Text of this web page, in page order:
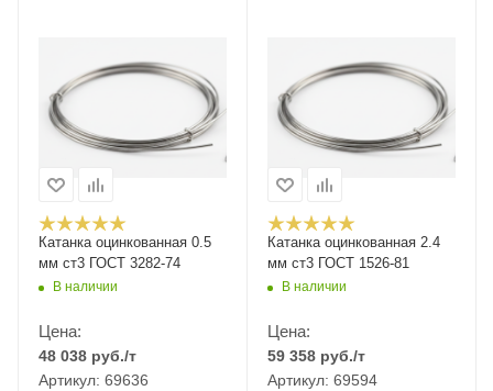
Катанка оцинкованная 0.5
мм ст3 ГОСТ 3282-74
В наличии
Цена:
48 038 руб./т
Артикул: 69636
Катанка оцинкованная 2.4
мм ст3 ГОСТ 1526-81
В наличии
Цена:
59 358 руб./т
Артикул: 69594